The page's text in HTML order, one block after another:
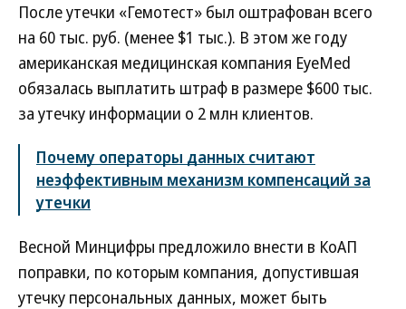
После утечки «Гемотест» был оштрафован всего
на 60 тыс. руб. (менее $1 тыс.). В этом же году
американская медицинская компания EyeMed
обязалась выплатить штраф в размере $600 тыс.
за утечку информации о 2 млн клиентов.
Почему операторы данных считают
неэффективным механизм компенсаций за
утечки
Весной Минцифры предложило внести в КоАП
поправки, по которым компания, допустившая
утечку персональных данных, может быть